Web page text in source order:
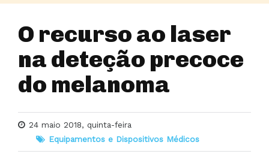
O recurso ao laser
na deteção precoce
do melanoma
24 maio 2018, quinta-feira
Equipamentos e Dispositivos Médicos